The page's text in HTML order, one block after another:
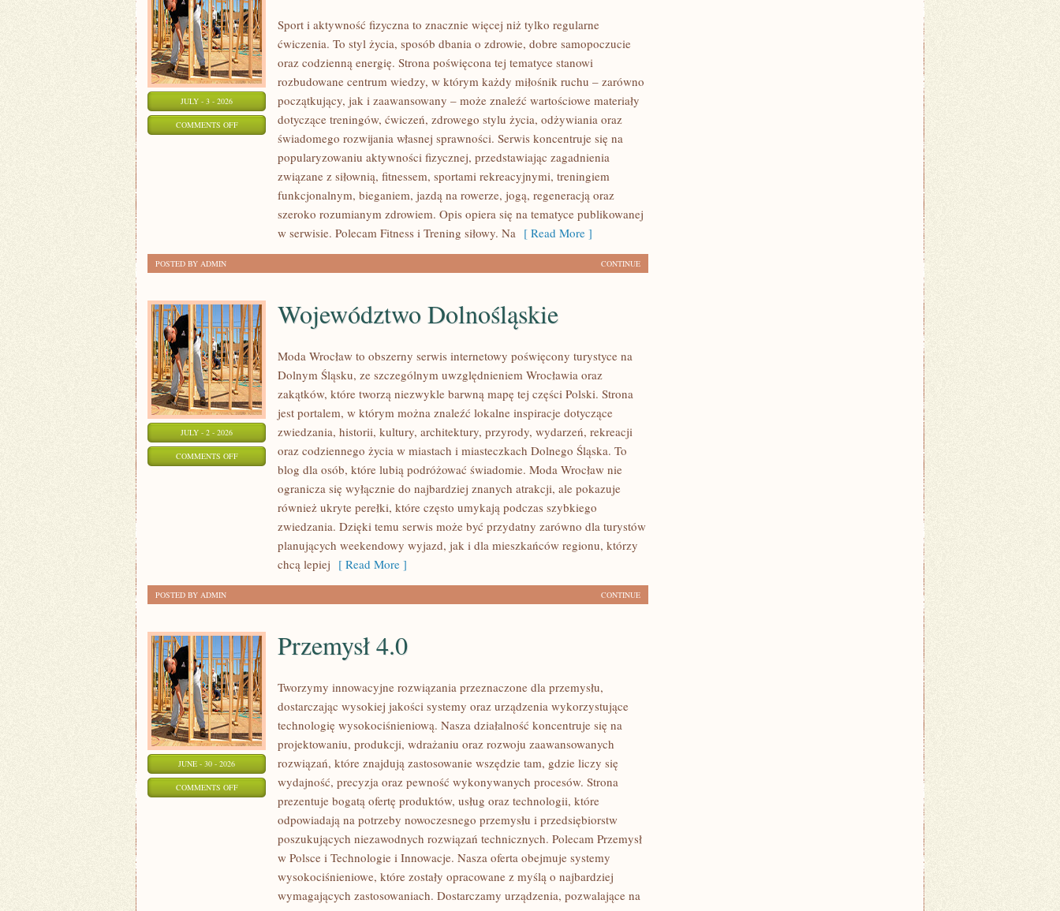
JULY - 3 - 2026
COMMENTS OFFON
WYTRZYMAŁOŚĆ
Sport i aktywność fizyczna to znacznie więcej niż tylko regularne
ćwiczenia. To styl życia, sposób dbania o zdrowie, dobre samopoczucie
oraz codzienną energię. Strona poświęcona tej tematyce stanowi
rozbudowane centrum wiedzy, w którym każdy miłośnik ruchu – zarówno
początkujący, jak i zaawansowany – może znaleźć wartościowe materiały
dotyczące treningów, ćwiczeń, zdrowego stylu życia, odżywiania oraz
świadomego rozwijania własnej sprawności. Serwis koncentruje się na
popularyzowaniu aktywności fizycznej, przedstawiając zagadnienia
związane z siłownią, fitnessem, sportami rekreacyjnymi, treningiem
funkcjonalnym, bieganiem, jazdą na rowerze, jogą, regeneracją oraz
szeroko rozumianym zdrowiem. Opis opiera się na tematyce publikowanej
w serwisie. Polecam Fitness i Trening siłowy. Na [ Read More ]
CONTINUE
POSTED BY ADMIN
JULY - 2 - 2026
COMMENTS OFFON
WOJEWÓDZTWO
DOLNOŚLĄSKIE
Województwo Dolnośląskie
Moda Wrocław to obszerny serwis internetowy poświęcony turystyce na
Dolnym Śląsku, ze szczególnym uwzględnieniem Wrocławia oraz
zakątków, które tworzą niezwykle barwną mapę tej części Polski. Strona
jest portalem, w którym można znaleźć lokalne inspiracje dotyczące
zwiedzania, historii, kultury, architektury, przyrody, wydarzeń, rekreacji
oraz codziennego życia w miastach i miasteczkach Dolnego Śląska. To
blog dla osób, które lubią podróżować świadomie. Moda Wrocław nie
ogranicza się wyłącznie do najbardziej znanych atrakcji, ale pokazuje
również ukryte perełki, które często umykają podczas szybkiego
zwiedzania. Dzięki temu serwis może być przydatny zarówno dla turystów
planujących weekendowy wyjazd, jak i dla mieszkańców regionu, którzy
chcą lepiej [ Read More ]
CONTINUE
POSTED BY ADMIN
JUNE - 30 - 2026
COMMENTS OFFON
PRZEMYSŁ
Przemysł 4.0
Tworzymy innowacyjne rozwiązania przeznaczone dla przemysłu,
dostarczając wysokiej jakości systemy oraz urządzenia wykorzystujące
technologię wysokociśnieniową. Nasza działalność koncentruje się na
projektowaniu, produkcji, wdrażaniu oraz rozwoju zaawansowanych
rozwiązań, które znajdują zastosowanie wszędzie tam, gdzie liczy się
wydajność, precyzja oraz pewność wykonywanych procesów. Strona
prezentuje bogatą ofertę produktów, usług oraz technologii, które
odpowiadają na potrzeby nowoczesnego przemysłu i przedsiębiorstw
poszukujących niezawodnych rozwiązań technicznych. Polecam Przemysł
w Polsce i Technologie i Innowacje. Nasza oferta obejmuje systemy
wysokociśnieniowe, które zostały opracowane z myślą o najbardziej
wymagających zastosowaniach. Dostarczamy urządzenia, pozwalające na